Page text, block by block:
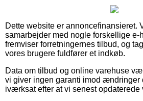
Dette website er annoncefinansieret.
samarbejder med nogle forskellige e-
fremviser forretningernes tilbud, og
vores brugere fuldfører et indkøb.
Data om tilbud og online varehuse
vi giver ingen garanti imod ændringer
iværksat efter at vi senest opdaterede